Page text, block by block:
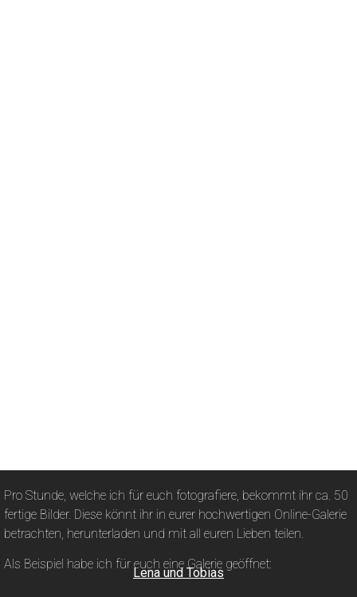
Pro Stunde, welche ich für euch fotografiere, bekommt ihr ca. 50
fertige Bilder. Diese könnt ihr in eurer hochwertigen Online-Galerie
betrachten, herunterladen und mit all euren Lieben teilen.
Als Beispiel habe ich für euch eine Galerie geöffnet:
Lena und Tobias